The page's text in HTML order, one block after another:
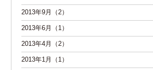
2013年9月（2）
2013年6月（1）
2013年4月（2）
2013年1月（1）